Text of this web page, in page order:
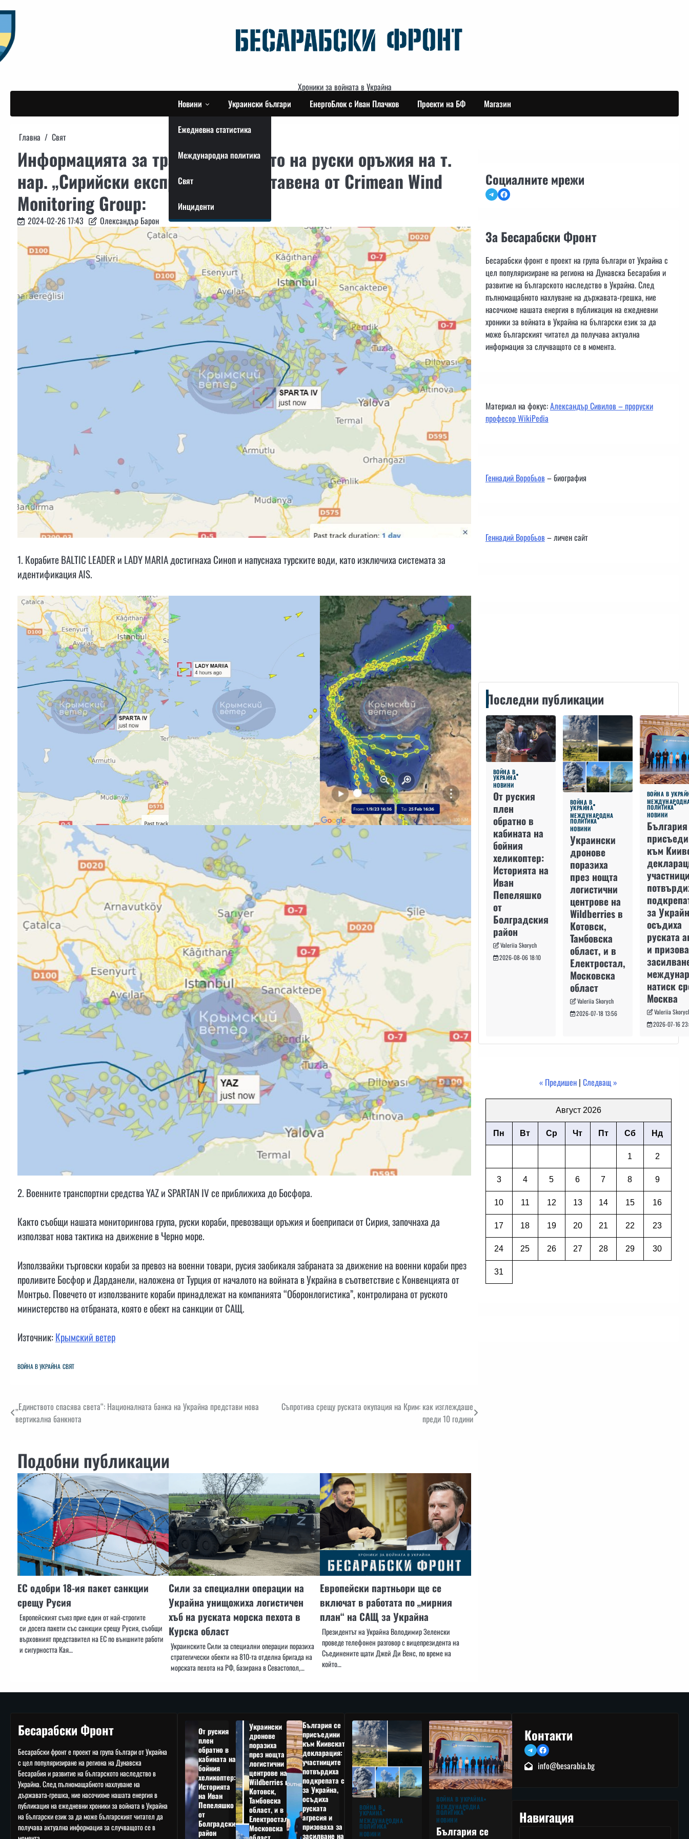
to
content
Хроники за войната в Украйна
Новини
Ежедневна статистика
Международна политика
Свят
Инциденти
Украински българи ЕнергоБлок с Иван Плачков Проекти на БФ Магазин
Главна Свят
Информацията за транспортирането на руски оръжия на т.
нар. „Сирийски експрес“ е предоставена от Crimean Wind
Monitoring Group:
2024-02-26 17:43 Олександър Барон
1. Корабите BALTIC LEADER и LADY MARIA достигнаха Синоп и напуснаха турските води, като изключиха системата за
идентификация AIS.
2. Военните транспортни средства YAZ и SPARTAN IV се приближиха до Босфора.
Както съобщи нашата мониторингова група, руски кораби, превозващи оръжия и боеприпаси от Сирия, започнаха да
използват нова тактика на движение в Черно море.
Използвайки търговски кораби за превоз на военни товари, русия заобикаля забраната за движение на военни кораби през
проливите Босфор и Дарданели, наложена от Турция от началото на войната в Украйна в съответствие с Конвенцията от
Монтрьо. Повечето от използваните кораби принадлежат на компанията “Оборонлогистика”, контролирана от руското
министерство на отбраната, която е обект на санкции от САЩ.
Източник:Крымский ветер
ВОЙНА В УКРАЙНА СВЯТ
Навигация
„Единството спасява света“: Националната банка на Украйна представи нова
вертикална банкнота
Съпротива срещу руската окупация на Крим: как изглеждаше
преди 10 години
Подобни публикации
ЕС одобри 18-ия пакет санкции
срещу Русия
Европейският съюз прие един от най-строгите
си досега пакети със санкции срещу Русия, съобщи
върховният представител на ЕС по външните работи
и сигурността Кая…
Сили за специални операции на
Украйна унищожиха логистичен
хъб на руската морска пехота в
Курска област
Украинските Сили за специални операции поразиха
стратегически обекти на 810-та отделна бригада на
морската пехота на РФ, базирана в Севастопол,…
Европейски партньори ще се
включат в работата по „мирния
план“ на САЩ за Украйна
Президентът на Украйна Володимир Зеленски
проведе телефонен разговор с вицепрезидента на
Съединените щати Джей Ди Венс, по време на
който…
Социалните мрежи
TelegramFacebook
За Бесарабски Фронт
Бесарабски фронт е проект на група българи от Украйна с
цел популяризиране на региона на Дунавска Бесарабия и
развитие на българското наследство в Украйна. След
пълномащабното нахлуване на държавата-грешка, ние
насочихме нашата енергия в публикация на ежедневни
хроники за войната в Украйна на български език за да
може българският читател да получава актуална
информация за случващото се в момента.
Материал на фокус:Александър Сивилов – проруски
професор WikiPedia
Геннадий Воробьов– биография
Геннадий Воробьов– личен сайт
Последни публикации
ВОЙНА В
УКРАЙНА
НОВИНИ
От руския
плен
обратно в
кабината на
бойния
хеликоптер:
Историята на
Иван
Пепеляшко
от
Болградския
район
Valeriia Skorych
2026-08-06 18:10
ВОЙНА В
УКРАЙНА
МЕЖДУНАРОДНА
ПОЛИТИКА
НОВИНИ
Украински
дронове
поразиха
през нощта
логистични
центрове на
Wildberries в
Котовск,
Тамбовска
област, и в
Електростал,
Московска
област
Valeriia Skorych
2026-07-18 13:56
ВОЙНА В
ПОЛИТИКА
НОВИНИ
към
за
осъдиха
руската
и
натиск
Москва
Valeriia
2026-07-16
« Предишен |Следващ »
Август 2026
Пн Вт Ср Чт Пт Сб Нд
1 2
3 4 5 6 7 8 9
10 11 12 13 14 15 16
17 18 19 20 21 22 23
24 25 26 27 28 29 30
31
Бесарабски Фронт
Бесарабски фронт е проект на група българи от Украйна
с цел популяризиране на региона на Дунавска
Бесарабия и развитие на българското наследство в
Украйна. След пълномащабното нахлуване на
държавата-грешка, ние насочихме нашата енергия в
публикация на ежедневни хроники за войната в Украйна
на български език за да може българският читател да
получава актуална информация за случващото се в
От руския
плен
обратно в
кабината на
бойния
хеликоптер:
Историята
на Иван
Пепеляшко
от
Болградския
район
Украински
дронове
поразиха
през нощта
логистични
центрове на
Wildberries в
Котовск,
Тамбовска
област, и в
Електростал,
Московска
България се
присъедини
към Киивската
декларация:
участниците
потвърдиха
подкрепата си
за Украйна,
осъдиха
руската
агресия и
призоваха за
засилване на
ВОЙНА В
УКРАЙНА
МЕЖДУНАРОДНА
ПОЛИТИКА
НОВИНИ
ВОЙНА В УКРАЙНА
МЕЖДУНАРОДНА
ПОЛИТИКА
НОВИНИ
България се
Контакти
TelegramFacebook
info@besarabia.bg
Навигация